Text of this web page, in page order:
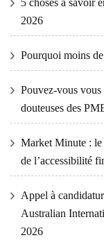
5 choses à savoir
2026
Pourquoi moins
Pouvez-vous
douteuses des
Market Minute : le
de l’accessibilité
Appel à
Australian
2026